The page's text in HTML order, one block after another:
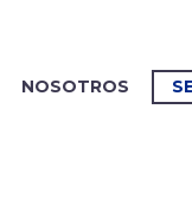
NOSOTROS